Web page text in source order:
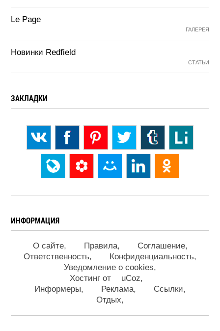
Le Page
ГАЛЕРЕЯ
Новинки Redfield
СТАТЬИ
ЗАКЛАДКИ
ИНФОРМАЦИЯ
О сайте Правила
Соглашение
Ответственность
Конфиденциальность
Уведомление о cookies
Хостинг от
uCoz
Информеры
Реклама
Ссылки
Отдых